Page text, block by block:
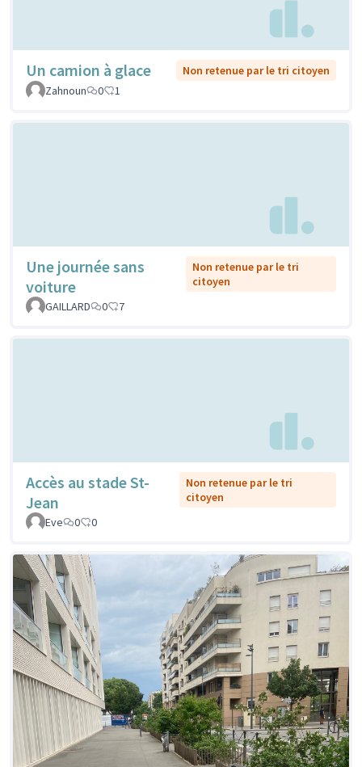
Un camion à glace
Non retenue par le tri citoyen
Zahnoun
0 1
Une journée sans
voiture
Non retenue par le tri
citoyen
GAILLARD
0 7
Accès au stade St-
Jean
Non retenue par le tri
citoyen
Eve
0 0